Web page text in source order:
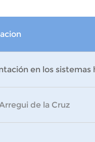
en los sistemas
de la Cruz